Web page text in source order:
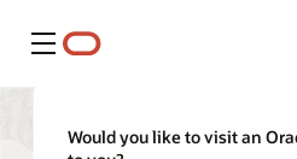
Menu
Would you like to visit an